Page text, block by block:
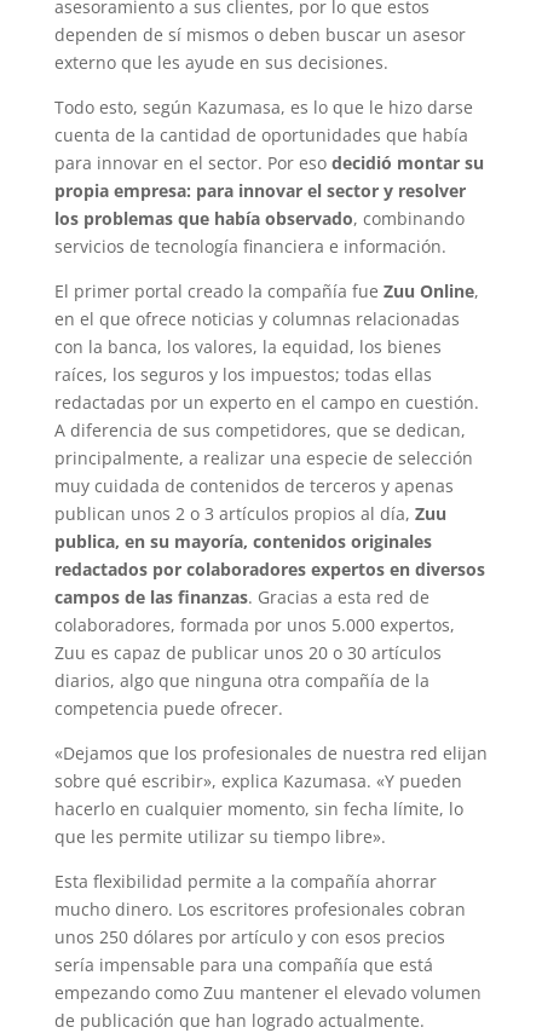
asesoramiento a sus clientes, por lo que estos
dependen de sí mismos o deben buscar un asesor
externo que les ayude en sus decisiones.
Todo esto, según Kazumasa, es lo que le hizo darse
cuenta de la cantidad de oportunidades que había
para innovar en el sector. Por eso decidió montar su
propia empresa: para innovar el sector y resolver
los problemas que había observado, combinando
servicios de tecnología financiera e información.
El primer portal creado la compañía fue Zuu Online,
en el que ofrece noticias y columnas relacionadas
con la banca, los valores, la equidad, los bienes
raíces, los seguros y los impuestos; todas ellas
redactadas por un experto en el campo en cuestión.
A diferencia de sus competidores, que se dedican,
principalmente, a realizar una especie de selección
muy cuidada de contenidos de terceros y apenas
publican unos 2 o 3 artículos propios al día, Zuu
publica, en su mayoría, contenidos originales
redactados por colaboradores expertos en diversos
campos de las finanzas. Gracias a esta red de
colaboradores, formada por unos 5.000 expertos,
Zuu es capaz de publicar unos 20 o 30 artículos
diarios, algo que ninguna otra compañía de la
competencia puede ofrecer.
«Dejamos que los profesionales de nuestra red elijan
sobre qué escribir», explica Kazumasa. «Y pueden
hacerlo en cualquier momento, sin fecha límite, lo
que les permite utilizar su tiempo libre».
Esta flexibilidad permite a la compañía ahorrar
mucho dinero. Los escritores profesionales cobran
unos 250 dólares por artículo y con esos precios
sería impensable para una compañía que está
empezando como Zuu mantener el elevado volumen
de publicación que han logrado actualmente.